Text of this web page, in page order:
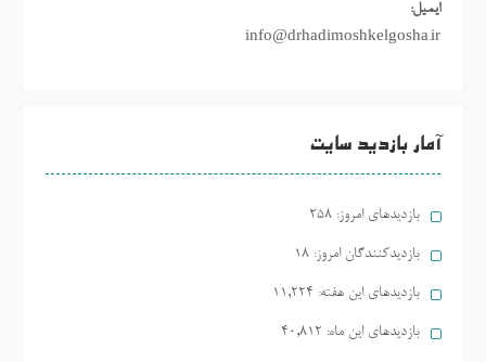
ایمیل:
info@drhadimoshkelgosha.ir
آمار بازدید سایت
بازدیدهای امروز: 258
بازدیدکنندگان امروز: 18
بازدیدهای این هفته: 11,224
بازدیدهای این ماه: 40,812